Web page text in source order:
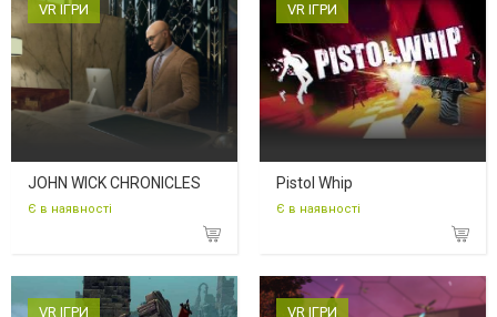
VR ІГРИ
JOHN WICK CHRONICLES
Є в наявності
VR ІГРИ
Pistol Whip
Є в наявності
VR ІГРИ VR ІГРИ